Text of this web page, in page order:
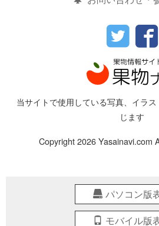
当サイトで使用している写真、イラ
じます
Copyright 2026 Yasainavi.com
パソコン版
モバイル版